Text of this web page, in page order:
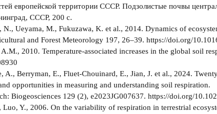
европейской территории СССР. Подзолистые почвы
СССР, 200 с.
Ueyama, M., Fukuzawa, K. et al., 2014. Dynamics of
and Forest Meteorology 197, 26–39. https://doi.org/
2010. Temperature-associated increases in the global soil
A., Berryman, E., Fluet-Chouinard, E., Jian, J. et al., 2024.
opportunities in measuring and understanding soil respiration.
Biogeosciences 129 (2), e2023JG007637. https://doi.org/
Luo, Y., 2006. On the variability of respiration in terrestrial